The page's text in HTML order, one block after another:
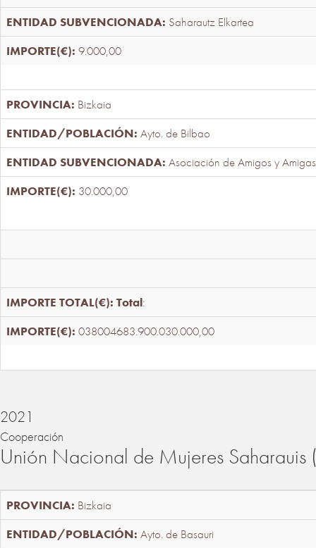
Saharautz Elkartea
9.000,00
Bizkaia
Ayto. de Bilbao
Asociación de Amigos y
30.000,00
Total:
038004683.900.030.000,00
2021
Cooperación
Unión Nacional de Mujeres
Bizkaia
Ayto. de Basauri